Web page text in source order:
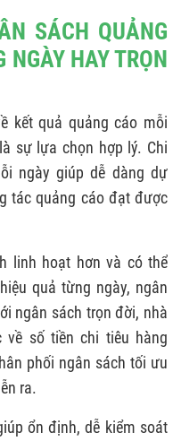
SÁCH QUẢNG
NGÀY HAY TRỌN
kết quả quảng cáo mỗi
sự lựa chọn hợp lý. Chi
ngày giúp dễ dàng dự
tác quảng cáo đạt được
linh hoạt hơn và có thể
quả từng ngày, ngân
ngân sách trọn đời, nhà
về số tiền chi tiêu hàng
phối ngân sách tối ưu
ra.
ổn định, dễ kiểm soát